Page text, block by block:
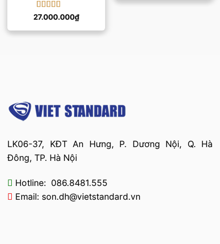
Tấn
Được xếp
5 sao
27.000.000₫
LK06-37, KĐT An Hưng, P. Dương Nội, Q. Hà
Đông, TP. Hà Nội
Hotline: 086.8481.555
Email: son.dh@vietstandard.vn